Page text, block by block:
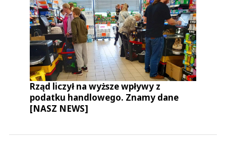
Rząd liczył na wyższe wpływy z
podatku handlowego. Znamy dane
[NASZ NEWS]